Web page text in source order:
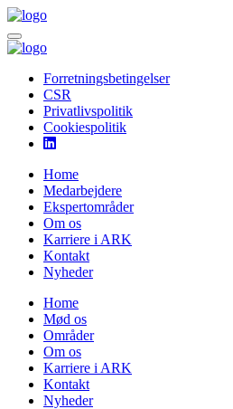
Forretningsbetingelser
CSR
Privatlivspolitik
Cookiespolitik
Home
Medarbejdere
Ekspertområder
Om os
Karriere i ARK
Kontakt
Nyheder
Home
Mød os
Områder
Om os
Karriere i ARK
Kontakt
Nyheder